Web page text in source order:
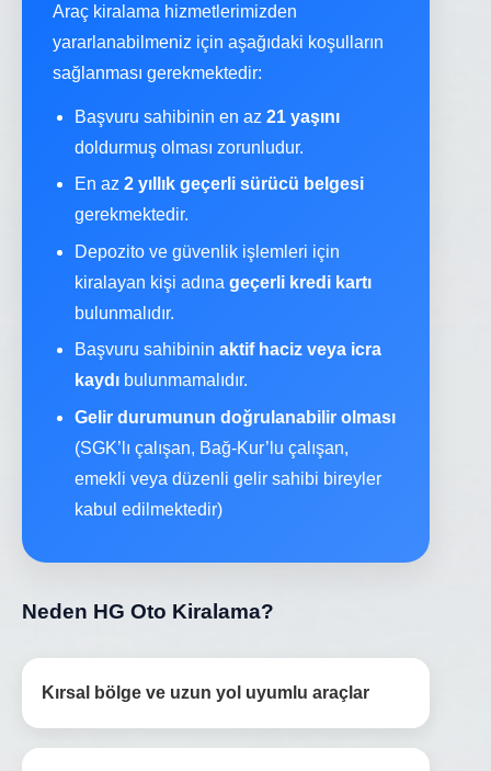
Araç kiralama hizmetlerimizden
yararlanabilmeniz için aşağıdaki koşulların
sağlanması gerekmektedir:
Başvuru sahibinin en az 21 yaşını
doldurmuş olması zorunludur.
En az 2 yıllık geçerli sürücü belgesi
gerekmektedir.
Depozito ve güvenlik işlemleri için
kiralayan kişi adına geçerli kredi kartı
bulunmalıdır.
Başvuru sahibinin aktif haciz veya icra
kaydı bulunmamalıdır.
Gelir durumunun doğrulanabilir olması
(SGK’lı çalışan, Bağ-Kur’lu çalışan,
emekli veya düzenli gelir sahibi bireyler
kabul edilmektedir)
Neden HG Oto Kiralama?
Kırsal bölge ve uzun yol uyumlu araçlar